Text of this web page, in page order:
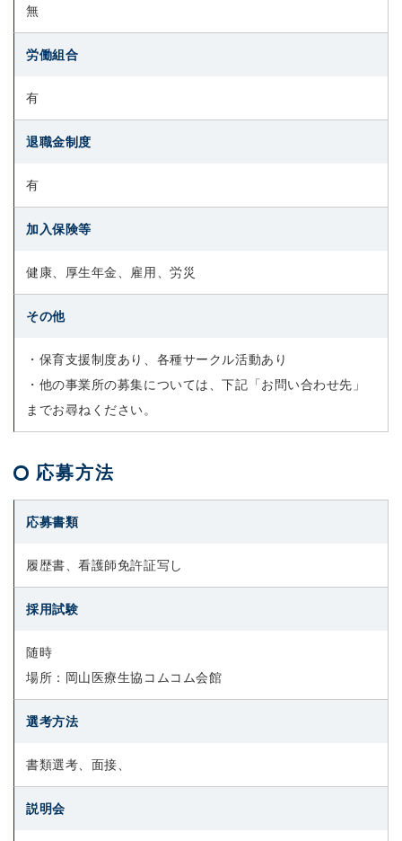
無
労働組合
有
退職金制度
有
加入保険等
健康、厚生年金、雇用、労災
その他
・保育支援制度あり、各種サークル活動あり
・他の事業所の募集については、下記「お問い合わせ先」
までお尋ねください。
応募方法
応募書類
履歴書、看護師免許証写し
採用試験
随時
場所：岡山医療生協コムコム会館
選考方法
書類選考、面接、
説明会